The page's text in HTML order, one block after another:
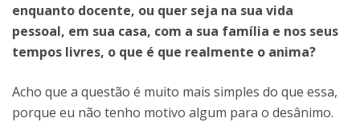
enquanto docente, ou quer seja na sua vida
pessoal, em sua casa, com a sua família e nos seus
tempos livres, o que é que realmente o anima?
Acho que a questão é muito mais simples do que essa,
porque eu não tenho motivo algum para o desânimo.